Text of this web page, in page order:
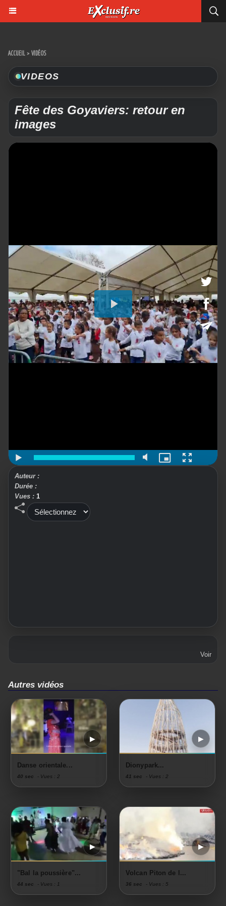
ACCUEIL > VIDÉOS
VIDEOS
Fête des Goyaviers: retour en
images
Auteur :
Durée :
Vues : 1
Voir
Autres vidéos
Danse orientale...
40 sec - Vues : 2
Dionypark...
41 sec - Vues : 2
"Bal la poussière"...
44 sec - Vues : 1
Volcan Piton de l...
36 sec - Vues : 5